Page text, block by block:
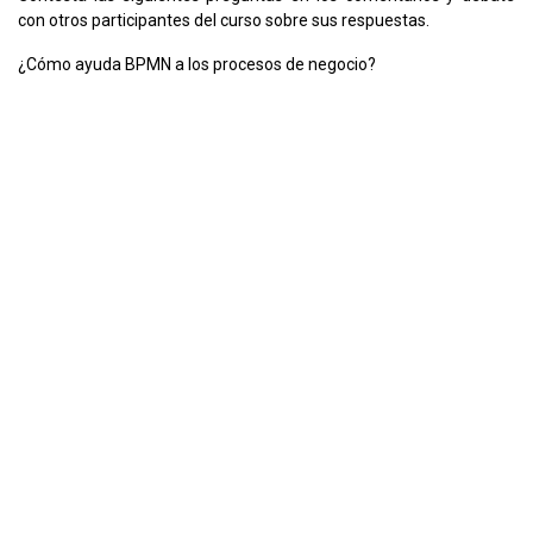
con otros participantes del curso sobre sus respuestas.
¿Cómo ayuda BPMN a los procesos de negocio?